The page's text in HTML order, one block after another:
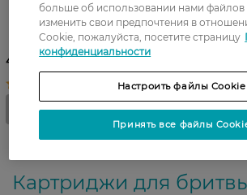
Сменные картриджи для
бритья Gillette Mach 3 4 шт
446,50 ГРН
Картриджи для
больше об использовании нами файлов
изменить свои предпочтения в
Cookie, пожалуйста, посетите страницу
конфиденциальности
Настроить файлы Cookie
Принять все файлы